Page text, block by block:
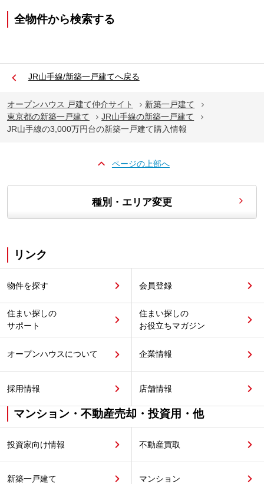
全物件から検索する
JR山手線/新築一戸建てへ戻る
オープンハウス 戸建て仲介サイト
新築一戸建て
東京都の新築一戸建て
JR山手線の新築一戸建て
JR山手線の3,000万円台の新築一戸建て購入情報
ページの上部へ
種別・エリア変更
リンク
物件を探す 会員登録
住まい探しの
サポート
住まい探しの
お役立ちマガジン
オープンハウスについて 企業情報
採用情報 店舗情報
マンション・不動産売却・投資用・他
投資家向け情報 不動産買取
新築一戸建て マンション